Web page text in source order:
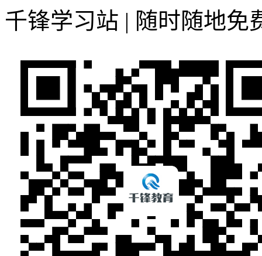
千锋学习站 | 随时随地免